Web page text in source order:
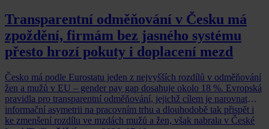
Transparentní odměňování v Česku má
zpoždění, firmám bez jasného systému
přesto hrozí pokuty i doplacení mezd
Česko má podle Eurostatu jeden z nejvyšších rozdílů v odměňování
žen a mužů v EU – gender pay gap dosahuje okolo 18 %. Evropská
pravidla pro transparentní odměňování, jejichž cílem je narovnat
informační asymetrii na pracovním trhu a dlouhodobě tak přispět i
ke zmenšení rozdílu ve mzdách mužů a žen, však nabrala v České